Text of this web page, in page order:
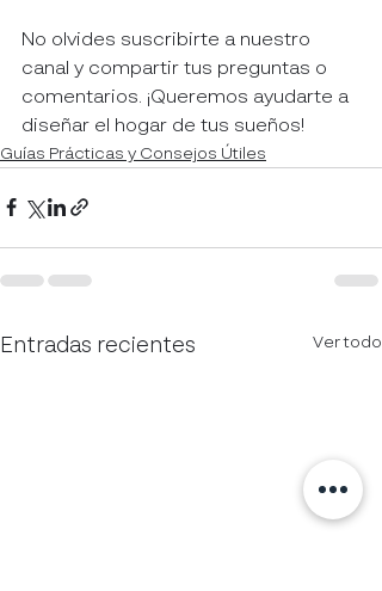
No olvides suscribirte a nuestro
canal y compartir tus preguntas o
comentarios. ¡Queremos ayudarte a
diseñar el hogar de tus sueños!
Guías Prácticas y Consejos Útiles
Entradas recientes Ver todo